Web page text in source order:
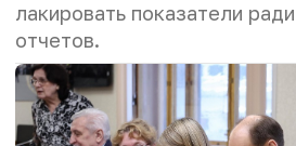
лакировать показатели
отчетов.